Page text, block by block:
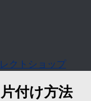
クトショップ
片付け方法